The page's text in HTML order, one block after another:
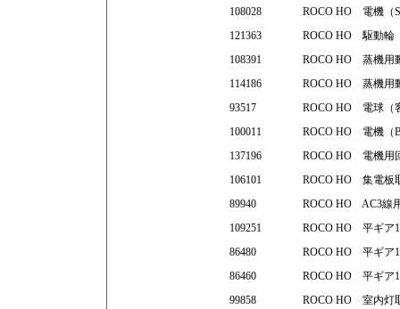
108028
ROCO HO 電機（
121363
ROCO HO 駆動
108391
ROCO HO 蒸機
114186
ROCO HO 蒸機
93517
ROCO HO 電球（
100011
ROCO HO 電機（
137196
ROCO HO 電機用
106101
ROCO HO 集電板
89940
ROCO HO AC3線
109251
ROCO HO 平ギア
86480
ROCO HO 平ギア
86460
ROCO HO 平ギア
99858
ROCO HO 室内灯